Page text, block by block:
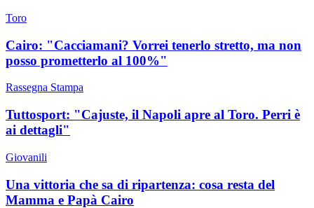
Toro
Cairo: "Cacciamani? Vorrei tenerlo stretto, ma non
posso prometterlo al 100%"
Rassegna Stampa
Tuttosport: "Cajuste, il Napoli apre al Toro. Perri è
ai dettagli"
Giovanili
Una vittoria che sa di ripartenza: cosa resta del
Mamma e Papà Cairo